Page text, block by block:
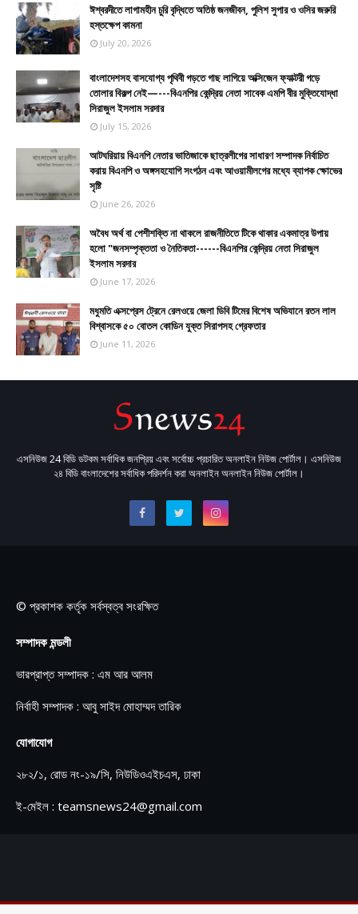
ঈশ্বরদীতে লাগামহীন চুরি বৃদ্ধিতে অতিষ্ঠ জনজীবন, পুলিশ সুপার ও ওসির জরুরি
হস্তক্ষেপ কামনা
July 20, 2026
বাংলাদেশসহ বাসযোগ্য পৃথিবী গড়তে গাছ লাগিয়ে অক্সিজেন ফ্যাক্টরী গড়ে
তোলার বিকল্প নেই—---বিএনপির কেন্দ্রিয় নেতা সাবেক এমপি বীর মুক্তিযোদ্ধা
সিরাজুল ইসলাম সরদার
July 15, 2026
আটঘরিয়ায় বিএনপি নেতার ভাতিজাকে ছাত্রলীগের সাধারণ সম্পাদক নির্বাচিত
করায় বিএনপি ও অঙ্গসহযোগি সংগঠন এবং আওয়ামীলগের মধ্যে ব্যাপক ক্ষোভের
সৃষ্টি
June 26, 2026
​​অবৈধ অর্থ বা পেশীশক্তি না থাকলে রাজনীতিতে টিকে থাকার একমাত্র উপায়
হলো "জনসম্পৃক্ততা ও নৈতিকতা------বিএনপির কেন্দ্রিয় নেতা সিরাজুল
ইসলাম সরদার
June 17, 2026
মধুমতি এক্সপ্রেস ট্রেনে রেলওয়ে জেলা ডিবি টিমের বিশেষ অভিযানে রতন লাল
বিশ্বাসকে ৫০ বোতল কোডিন যুক্ত সিরাপসহ গ্রেফতার
June 11, 2026
এসনিউজ 24 বিডি ডটকম সর্বাধিক জনপ্রিয় এবং সর্বোচ্চ প্রচারিত অনলাইন নিউজ পোর্টাল। এসনিউজ
২৪ বিডি বাংলাদেশের সর্বাধিক পরিদর্শন করা অনলাইন অনলাইন নিউজ পোর্টাল।
© প্রকাশক কর্তৃক সর্বস্বত্ব সংরক্ষিত
সম্পাদক মন্ডলী
ভারপ্রাপ্ত সম্পাদক : এম আর আলম
নির্বাহী সম্পাদক : আবু সাইদ মোহাম্মদ তারিক
যোগাযোগ
২৮২/১, রোড নং-১৯/সি, নিউডিওএইচএস, ঢাকা
ই-মেইল : teamsnews24@gmail.com